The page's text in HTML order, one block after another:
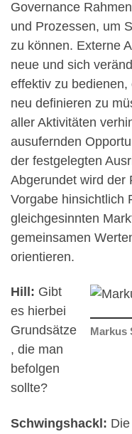
Governance
und Prozessen, um
zu können. Externe
neue und sich
effektiv zu
neu definieren zu
aller Aktivitäten
ausufernden
der festgelegten
Abgerundet wird der
Vorgabe hinsichtlich
gleichgesinnten
gemeinsamen
orientieren.
Markus
Hill: Gibt
es hierbei
Grundsätze
, die man
befolgen
sollte?
Schwingshackl: